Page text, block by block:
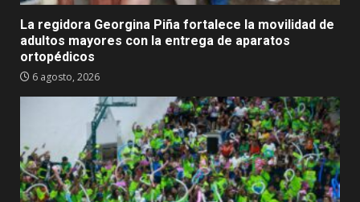
La regidora Georgina Piña fortalece la movilidad de
adultos mayores con la entrega de aparatos
ortopédicos
6 agosto, 2026